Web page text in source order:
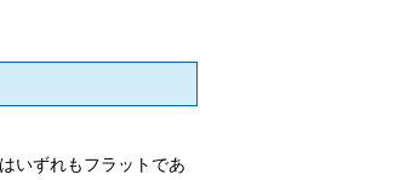
いずれもフラットであ